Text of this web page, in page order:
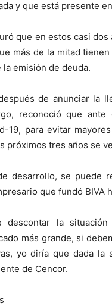
y que está presente
que en estos casi
más de la mitad
la emisión de deuda.
de anunciar la
reconoció que
19, para evitar
próximos tres años se
desarrollo, se puede
que fundó BIVA
descontar la
más grande, si
yo diría que dada la
de Cencor.